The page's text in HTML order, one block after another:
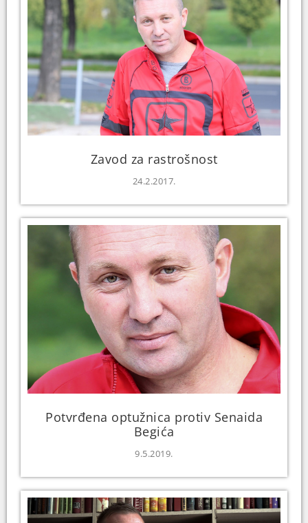
Zavod za rastrošnost
24.2.2017.
Potvrđena optužnica protiv Senaida
Begića
9.5.2019.